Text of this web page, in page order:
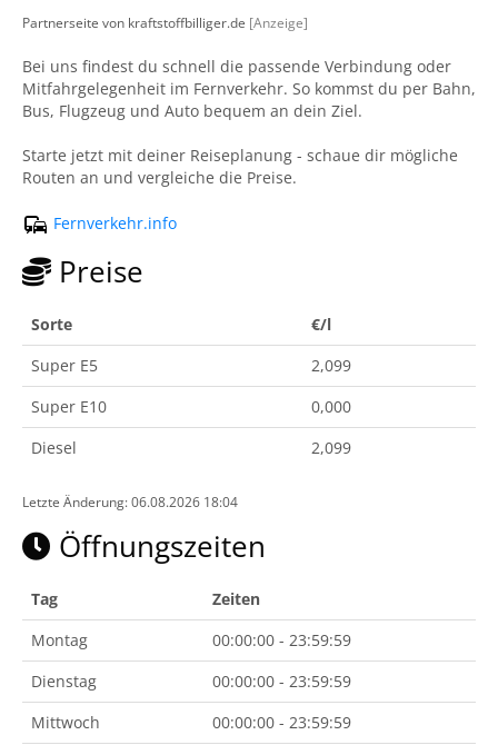
Partnerseite von kraftstoffbilliger.de [Anzeige]
Bei uns findest du schnell die passende Verbindung oder
Mitfahrgelegenheit im Fernverkehr. So kommst du per Bahn,
Bus, Flugzeug und Auto bequem an dein Ziel.
Starte jetzt mit deiner Reiseplanung - schaue dir mögliche
Routen an und vergleiche die Preise.
Fernverkehr.info
Preise
Sorte
€/l
Super E5
2,099
Super E10
0,000
Diesel
2,099
Letzte Änderung: 06.08.2026 18:04
Öffnungszeiten
Tag
Zeiten
Montag
00:00:00 - 23:59:59
Dienstag
00:00:00 - 23:59:59
Mittwoch
00:00:00 - 23:59:59